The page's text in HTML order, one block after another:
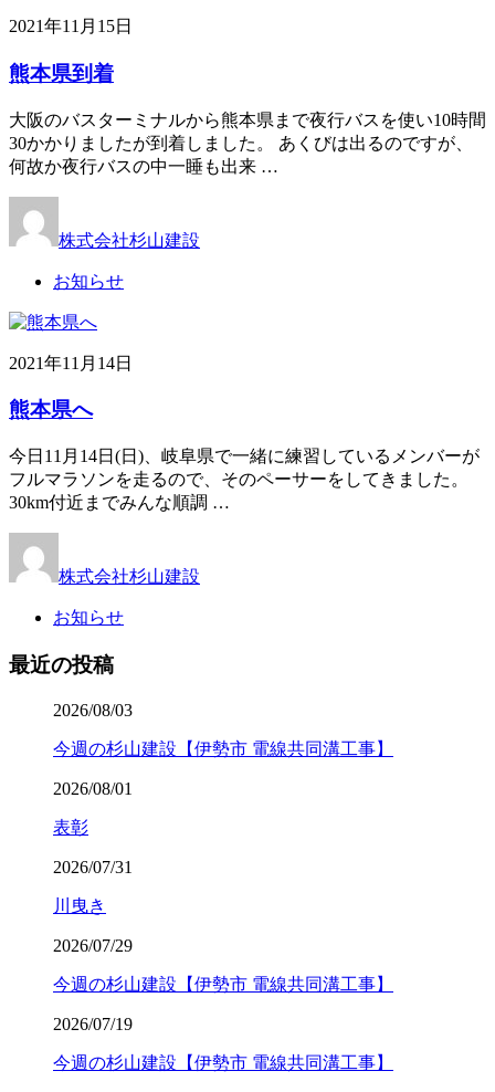
2021年11月15日
熊本県到着
大阪のバスターミナルから熊本県まで夜行バスを使い10時間
30かかりましたが到着しました。 あくびは出るのですが、
何故か夜行バスの中一睡も出来 …
株式会社杉山建設
お知らせ
2021年11月14日
熊本県へ
今日11月14日(日)、岐阜県で一緒に練習しているメンバーが
フルマラソンを走るので、そのペーサーをしてきました。
30km付近までみんな順調 …
株式会社杉山建設
お知らせ
最近の投稿
2026/08/03
今週の杉山建設【伊勢市 電線共同溝工事】
2026/08/01
表彰
2026/07/31
川曳き
2026/07/29
今週の杉山建設【伊勢市 電線共同溝工事】
2026/07/19
今週の杉山建設【伊勢市 電線共同溝工事】